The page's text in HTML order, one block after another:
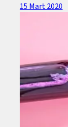
15 Mart 2020